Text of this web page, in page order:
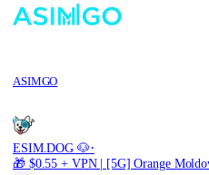
ASIMGO
ESIM.DOG 🐶·